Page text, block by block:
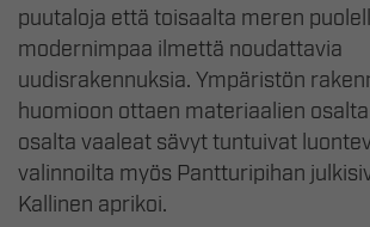
puutaloja että toisaalta meren
modernimpaa ilmettä noudattavia
uudisrakennuksia. Ympäristön
huomioon ottaen materiaalien
osalta vaaleat sävyt tuntuivat
valinnoilta myös Pantturipihan
Kallinen aprikoi.